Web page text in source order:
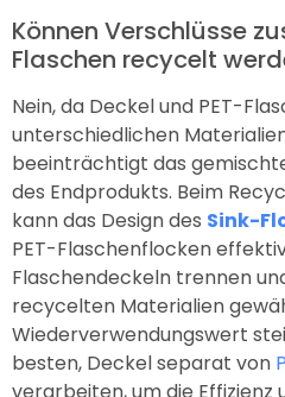
Können Verschlüsse
Flaschen recycelt
Nein, da Deckel und PET-
unterschiedlichen
beeinträchtigt das
des Endprodukts. Beim
kann das Design des Sink-
PET-Flaschenflocken
Flaschendeckeln trennen
recycelten Materialien
Wiederverwendungswert
besten, Deckel separat von
verarbeiten, um die Effizienz